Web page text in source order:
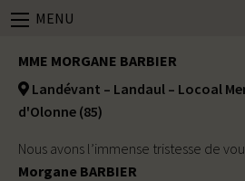
MENU
MME MORGANE BARBIER
Landévant – Landaul – Locoal
d'Olonne (85)
Nous avons l’immense tristesse de
Morgane BARBIER